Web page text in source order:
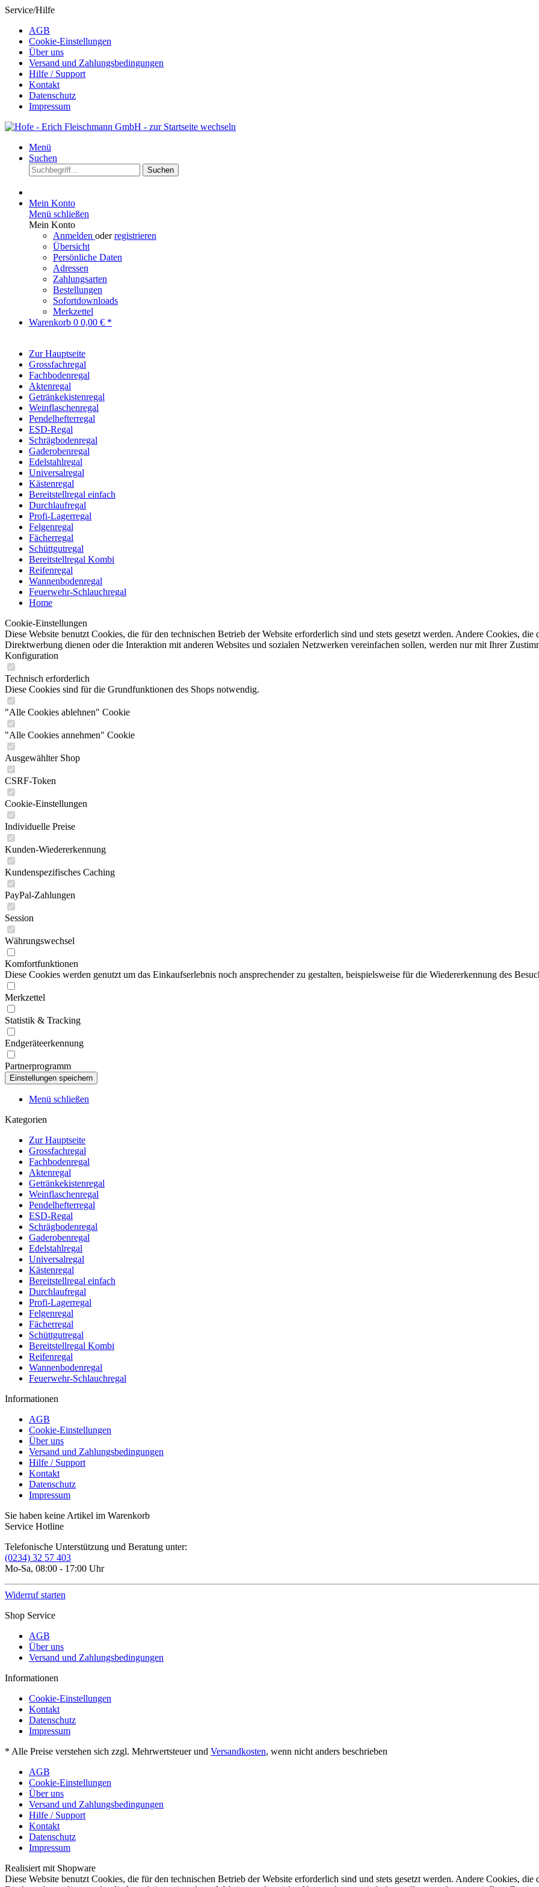
Service/Hilfe
AGB
Cookie-Einstellungen
Über uns
Versand und Zahlungsbedingungen
Hilfe / Support
Kontakt
Datenschutz
Impressum
Menü
Suchen
Suchen
Mein Konto
Menü schließen
Mein Konto
Anmelden oderregistrieren
Übersicht
Persönliche Daten
Adressen
Zahlungsarten
Bestellungen
Sofortdownloads
Merkzettel
Warenkorb 0 0,00 € *
Zur Hauptseite
Grossfachregal
Fachbodenregal
Aktenregal
Getränkekistenregal
Weinflaschenregal
Pendelhefterregal
ESD-Regal
Schrägbodenregal
Gaderobenregal
Edelstahlregal
Universalregal
Kästenregal
Bereitstellregal einfach
Durchlaufregal
Profi-Lagerregal
Felgenregal
Fächerregal
Schüttgutregal
Bereitstellregal Kombi
Reifenregal
Wannenbodenregal
Feuerwehr-Schlauchregal
Home
Cookie-Einstellungen
Diese Website benutzt Cookies, die für den technischen Betrieb der Website erforderlich sind und stets gesetzt werden. Andere Cookies,
Direktwerbung dienen oder die Interaktion mit anderen Websites und sozialen Netzwerken vereinfachen sollen, werden nur mit Ihrer
Konfiguration
Technisch erforderlich
Diese Cookies sind für die Grundfunktionen des Shops notwendig.
"Alle Cookies ablehnen" Cookie
"Alle Cookies annehmen" Cookie
Ausgewählter Shop
CSRF-Token
Cookie-Einstellungen
Individuelle Preise
Kunden-Wiedererkennung
Kundenspezifisches Caching
PayPal-Zahlungen
Session
Währungswechsel
Komfortfunktionen
Diese Cookies werden genutzt um das Einkaufserlebnis noch ansprechender zu gestalten, beispielsweise für die Wiedererkennung des
Merkzettel
Statistik & Tracking
Endgeräteerkennung
Partnerprogramm
Menü schließen
Kategorien
Zur Hauptseite
Grossfachregal
Fachbodenregal
Aktenregal
Getränkekistenregal
Weinflaschenregal
Pendelhefterregal
ESD-Regal
Schrägbodenregal
Gaderobenregal
Edelstahlregal
Universalregal
Kästenregal
Bereitstellregal einfach
Durchlaufregal
Profi-Lagerregal
Felgenregal
Fächerregal
Schüttgutregal
Bereitstellregal Kombi
Reifenregal
Wannenbodenregal
Feuerwehr-Schlauchregal
Informationen
AGB
Cookie-Einstellungen
Über uns
Versand und Zahlungsbedingungen
Hilfe / Support
Kontakt
Datenschutz
Impressum
Sie haben keine Artikel im Warenkorb
Service Hotline
Telefonische Unterstützung und Beratung unter:
(0234) 32 57 403
Mo-Sa, 08:00 - 17:00 Uhr
Widerruf starten
Shop Service
AGB
Über uns
Versand und Zahlungsbedingungen
Informationen
Cookie-Einstellungen
Kontakt
Datenschutz
Impressum
* Alle Preise verstehen sich zzgl. Mehrwertsteuer und Versandkosten, wenn nicht anders beschrieben
AGB
Cookie-Einstellungen
Über uns
Versand und Zahlungsbedingungen
Hilfe / Support
Kontakt
Datenschutz
Impressum
Realisiert mit Shopware
Diese Website benutzt Cookies, die für den technischen Betrieb der Website erforderlich sind und stets gesetzt werden. Andere Cookies,